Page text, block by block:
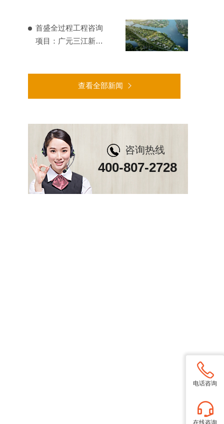
首盛全过程工程咨询
项目：广元三江新区
查看全部新闻
咨询热线
400-807-2728
电话咨询
在线咨询